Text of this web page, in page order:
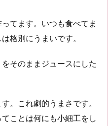
てます。いつも食べてま
格別にうまいです。
そのままジュースにした
。これ劇的うまさです。
ことは何にも小細工をし